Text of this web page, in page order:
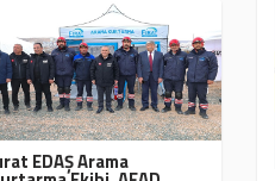
EDAŞ Arama